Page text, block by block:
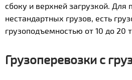
сбоку и верхней загрузкой. Для
нестандартных грузов, есть
грузоподъемностью от 10 до 20
Грузоперевозки с